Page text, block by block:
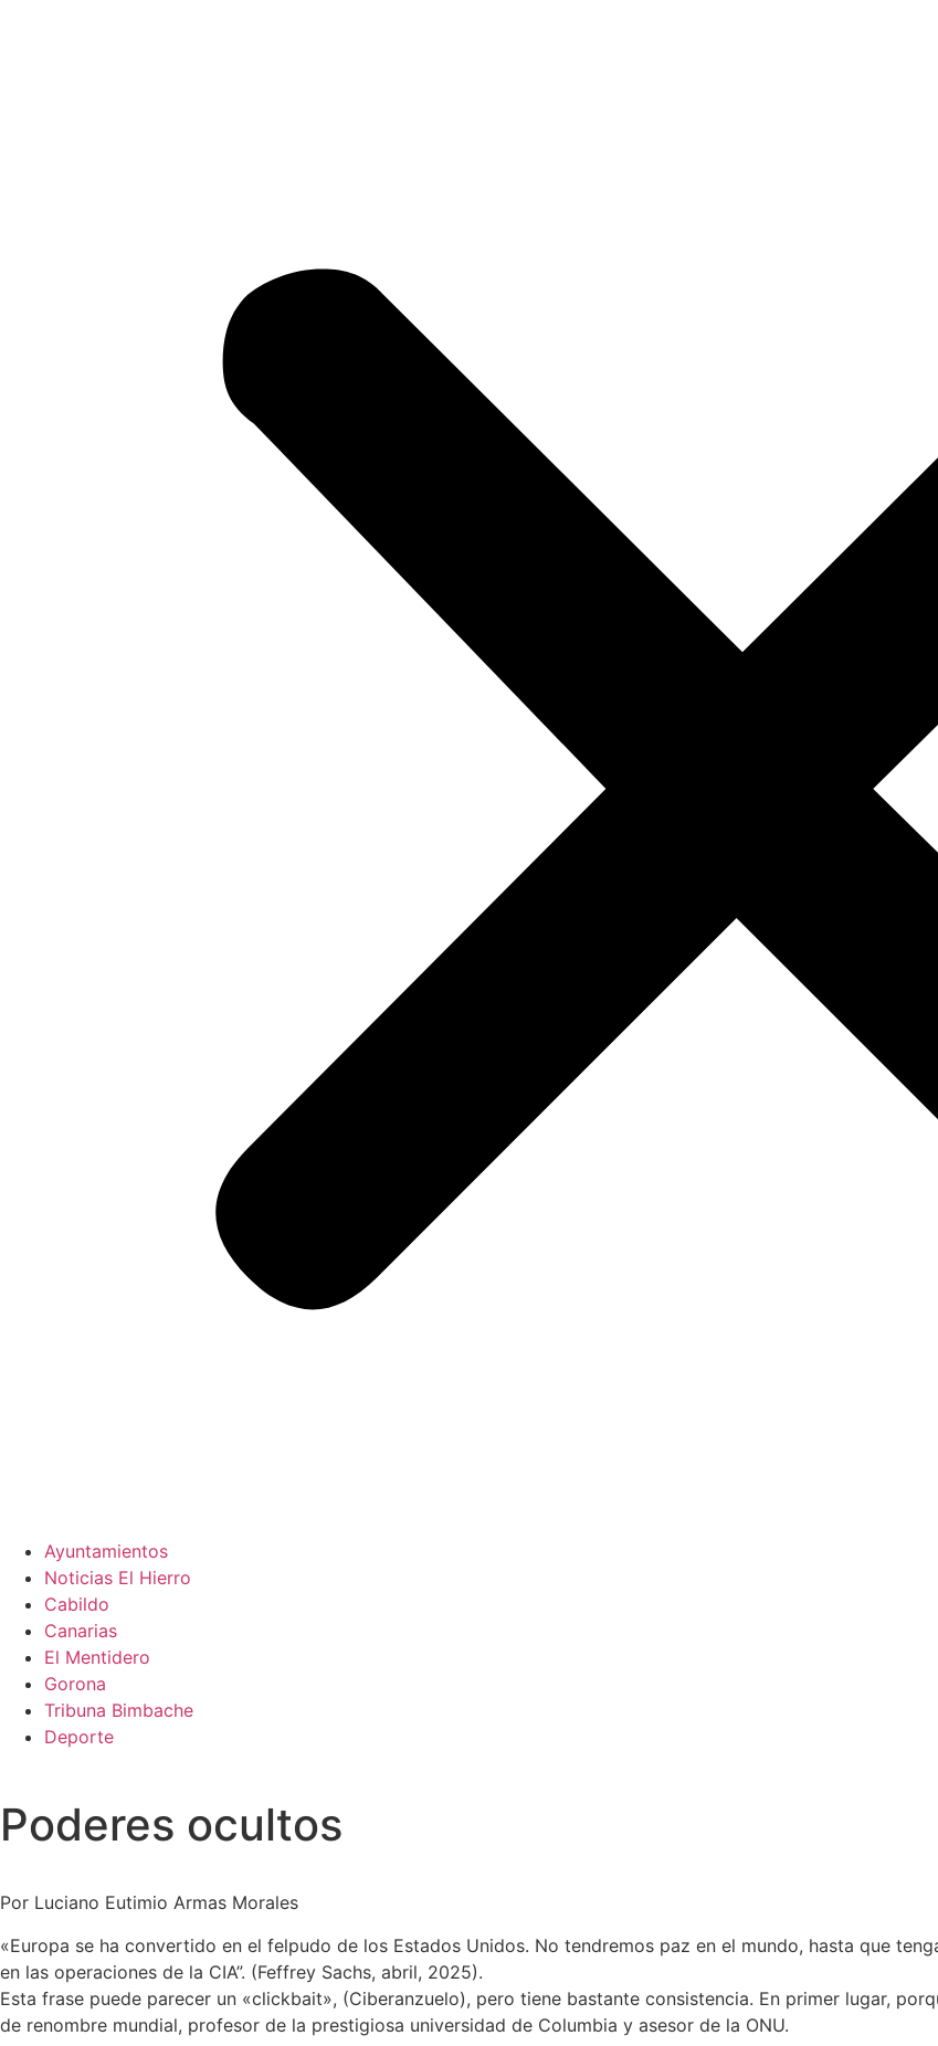
Ayuntamientos
Noticias El Hierro
Cabildo
Canarias
El Mentidero
Gorona
Tribuna Bimbache
Deporte
Poderes ocultos
Por Luciano Eutimio Armas Morales
«Europa se ha convertido en el felpudo de los Estados Unidos. No tendremos paz en el mundo, hasta que
en las operaciones de la CIA”. (Feffrey Sachs, abril, 2025).
Esta frase puede parecer un «clickbait», (Ciberanzuelo), pero tiene bastante consistencia. En primer lugar,
de renombre mundial, profesor de la prestigiosa universidad de Columbia y asesor de la ONU.